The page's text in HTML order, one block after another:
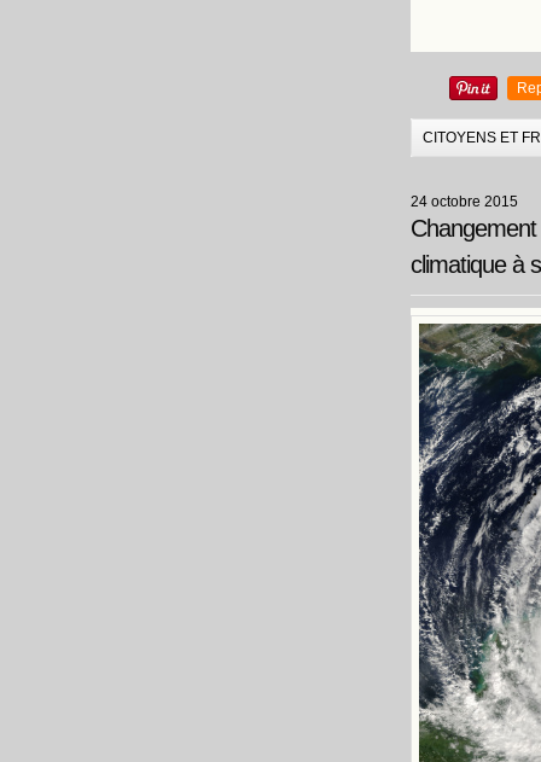
CITOYENS ET
24 octobre 2015
climatique à